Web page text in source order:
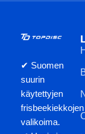
✔ Suomen
suurin
käytettyjen
frisbeekiekkojen
valikoima.